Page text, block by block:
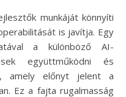
munkáját könnyíti
is javítja. Egy
a különböző AI-
együttműködni és
amely előnyt jelent a
Ez a fajta rugalmasság